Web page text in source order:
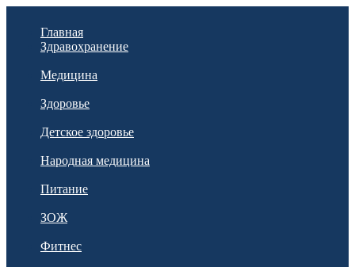
Главная
Здравохранение
Медицина
Здоровье
Детское здоровье
Народная медицина
Питание
ЗОЖ
Фитнес